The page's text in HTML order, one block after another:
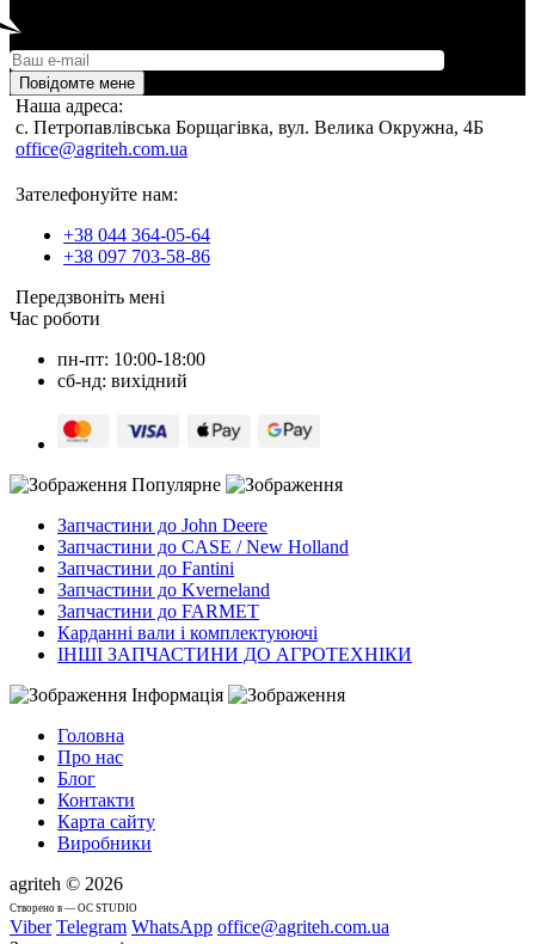
Повідомте мене
Наша адреса:
c. Петропавлівська Борщагівка, вул. Велика Окружна, 4Б
office@agriteh.com.ua
Зателефонуйте нам:
+38 044 364-05-64
+38 097 703-58-86
Передзвоніть мені
Час роботи
пн-пт: 10:00-18:00
сб-нд: вихідний
Популярне
Запчастини до John Deere
Запчастини до CASE / New Holland
Запчастини до Fantini
Запчастини до Kverneland
Запчастини до FARMET
Карданні вали і комплектуюючі
ІНШІ ЗАПЧАСТИНИ ДО АГРОТЕХНІКИ
Інформація
Головна
Про нас
Блог
Контакти
Карта сайту
Виробники
agriteh © 2026
Cтворено в — OC STUDIO
Viber Telegram WhatsApp office@agriteh.com.ua